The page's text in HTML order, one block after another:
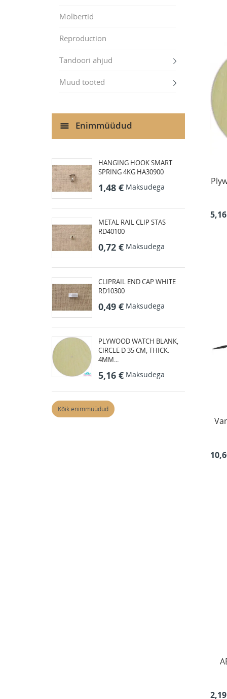
Molbertid
Reproduction
Tandoori ahjud
Muud tooted
Enimmüüdud
HANGING HOOK SMART
SPRING 4KG HA30900
1,48 € Maksudega
METAL RAIL CLIP STAS
RD40100
0,72 € Maksudega
CLIPRAIL END CAP WHITE
RD10300
0,49 € Maksudega
PLYWOOD WATCH BLANK,
CIRCLE D 35 CM, THICK.
4MM...
5,16 € Maksudega
Kõik enimmüüdud